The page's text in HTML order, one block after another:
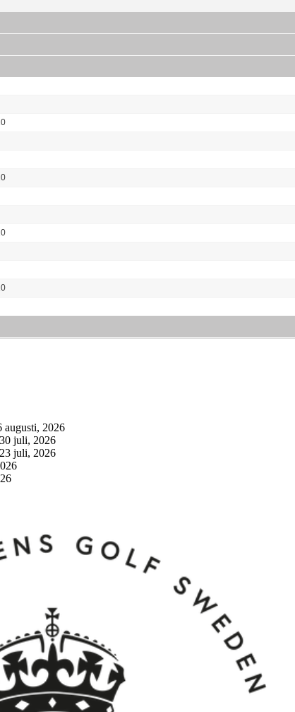
augusti, 2026
30 juli, 2026
23 juli, 2026